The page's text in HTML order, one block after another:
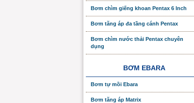
Bơm chìm giếng khoan Pentax 6 Inch
Bơm tăng áp đa tầng cánh Pentax
Bơm chìm nước thải Pentax chuyên
dụng
BƠM EBARA
Bơm tự mồi Ebara
Bơm tăng áp Matrix